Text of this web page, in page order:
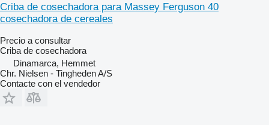
Criba de cosechadora para Massey Ferguson 40
cosechadora de cereales
Precio a consultar
Criba de cosechadora
Dinamarca, Hemmet
Chr. Nielsen - Tingheden A/S
Contacte con el vendedor